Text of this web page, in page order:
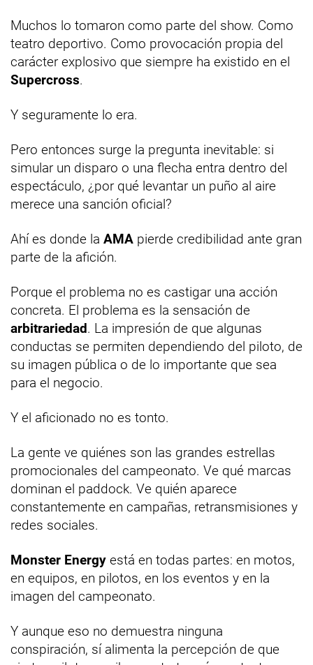
Muchos lo tomaron como parte del show. Como
teatro deportivo. Como provocación propia del
carácter explosivo que siempre ha existido en el
Supercross.
Y seguramente lo era.
Pero entonces surge la pregunta inevitable: si
simular un disparo o una flecha entra dentro del
espectáculo, ¿por qué levantar un puño al aire
merece una sanción oficial?
Ahí es donde la AMA pierde credibilidad ante gran
parte de la afición.
Porque el problema no es castigar una acción
concreta. El problema es la sensación de
arbitrariedad. La impresión de que algunas
conductas se permiten dependiendo del piloto, de
su imagen pública o de lo importante que sea
para el negocio.
Y el aficionado no es tonto.
La gente ve quiénes son las grandes estrellas
promocionales del campeonato. Ve qué marcas
dominan el paddock. Ve quién aparece
constantemente en campañas, retransmisiones y
redes sociales.
Monster Energy está en todas partes: en motos,
en equipos, en pilotos, en los eventos y en la
imagen del campeonato.
Y aunque eso no demuestra ninguna
conspiración, sí alimenta la percepción de que